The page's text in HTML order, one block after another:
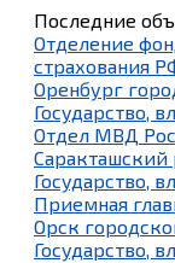
Последние
Отделение
страхования
Оренбург
Государство,
Отдел МВД
Саракташский
Государство,
Приемная
Орск
Государство,